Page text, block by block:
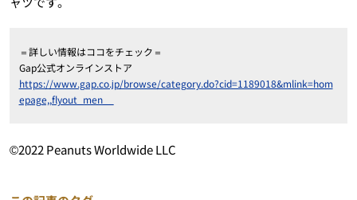
＝詳しい情報はココをチェック＝
Gap公式オンラインストア
https://www.gap.co.jp/browse/category.do?cid=1189018&mlink=hom
epage,,flyout_men__
©2022 Peanuts Worldwide LLC